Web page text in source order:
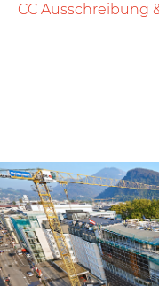
CC Ausschreibung